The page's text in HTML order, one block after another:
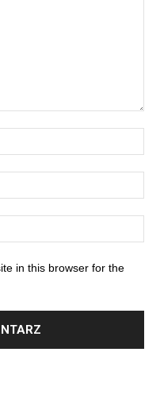
in this browser for the